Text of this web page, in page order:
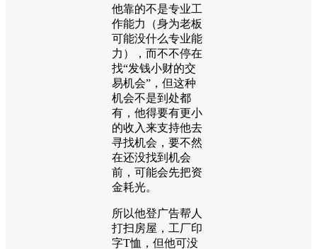
他靠的不是专业工
作能力（身为老板
可能没什么专业能
力），而不不停在
找“发钱小财的交
易机会”，但这种
机会不是到处都
有，他得要有更小
的收入来支持他去
寻找机会，要不然
在还没找到机会
前，可能会先把资
金耗光。
所以他登广告帮人
打扫房屋，工厂印
字T恤，但他可没